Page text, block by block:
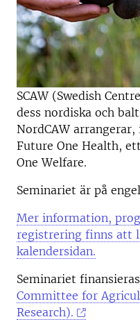
SCAW (Swedish
dess nordiska och
NordCAW
Future One Health,
One Welfare.
Seminariet är på
Mer information,
registrering finns att
kalendersidan.
Seminariet
Committee for
Research).